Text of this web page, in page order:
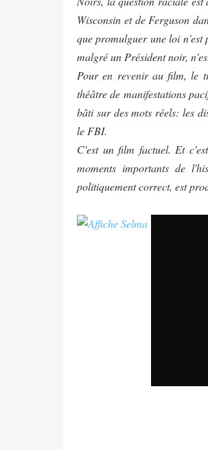
Wisconsin et de Ferguson
que promulguer une loi n'est
malgré un Président noir,
Pour en revenir au film, le
théâtre de manifestations
bâti sur des mots réels: les
le FBI.
C'est un film factuel. Et
moments importants de
politiquement correct, est